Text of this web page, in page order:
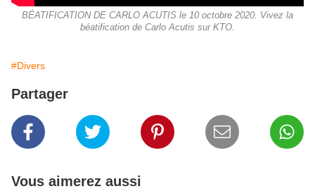
BÉATIFICATION DE CARLO ACUTIS le 10 octobre 2020. Vivez la
béatification de Carlo Acutis sur KTO.
#Divers
Partager
Vous aimerez aussi